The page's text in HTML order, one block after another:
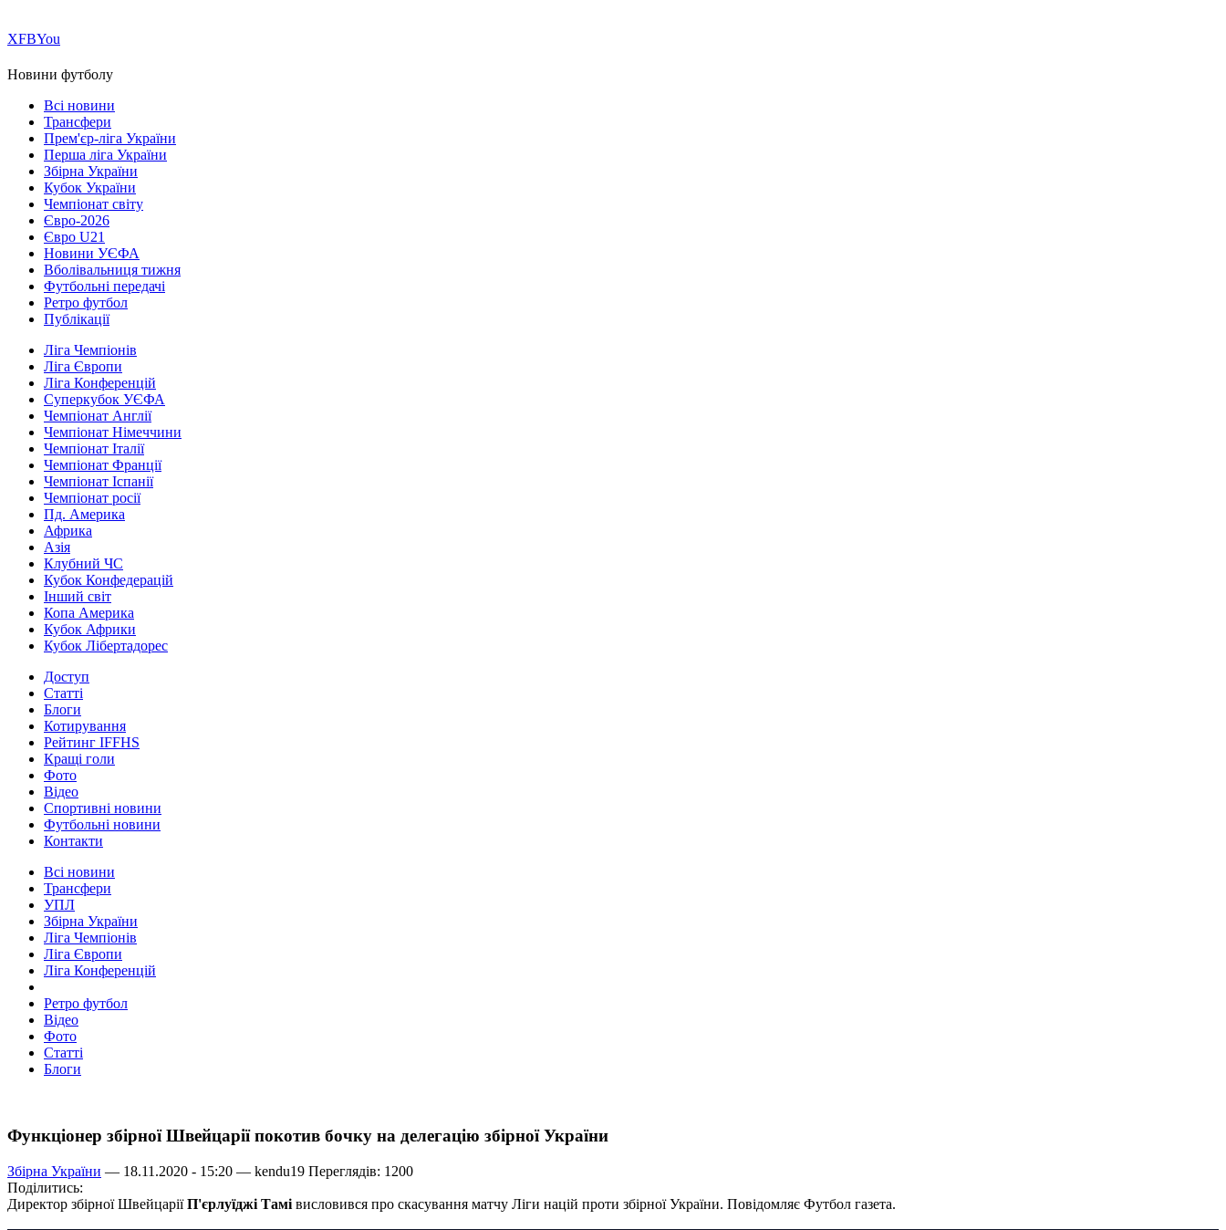
ХFBYou
Новини футболу
Всі новини
Трансфери
Прем'єр-ліга України
Перша ліга України
Збірна України
Кубок України
Чемпіонат світу
Євро-2026
Євро U21
Новини УЄФА
Вболівальниця тижня
Футбольні передачі
Ретро футбол
Публікації
Ліга Чемпіонів
Ліга Європи
Ліга Конференцій
Суперкубок УЄФА
Чемпіонат Англії
Чемпіонат Німеччини
Чемпіонат Італії
Чемпіонат Франції
Чемпіонат Іспанії
Чемпіонат росії
Пд. Америка
Африка
Азія
Клубний ЧС
Кубок Конфедерацій
Інший світ
Копа Америка
Кубок Африки
Кубок Лібертадорес
Доступ
Статті
Блоги
Котирування
Рейтинг IFFHS
Кращі голи
Фото
Відео
Спортивні новини
Футбольні новини
Контакти
Всі новини
Трансфери
УПЛ
Збірна України
Ліга Чемпіонів
Ліга Європи
Ліга Конференцій
Ретро футбол
Відео
Фото
Статті
Блоги
Функціонер збірної Швейцарії покотив бочку на делегацію збірної України
Збірна України — 18.11.2020 - 15:20 — kendu19 Переглядів: 1200
Поділитись:
Директор збірної ШвейцаріїП'єрлуїджі Тамі висловився про скасування матчу Ліги націй проти збірної України. Повідомляє Футбол газета.